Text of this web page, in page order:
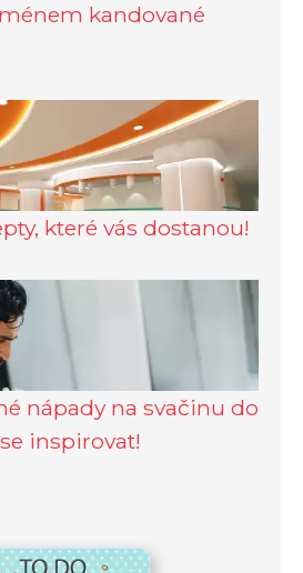
kandované
které vás dostanou!
nápady na svačinu do
inspirovat!